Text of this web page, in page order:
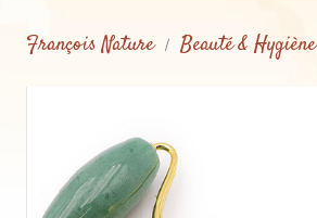
François Nature Beauté & Hygiène